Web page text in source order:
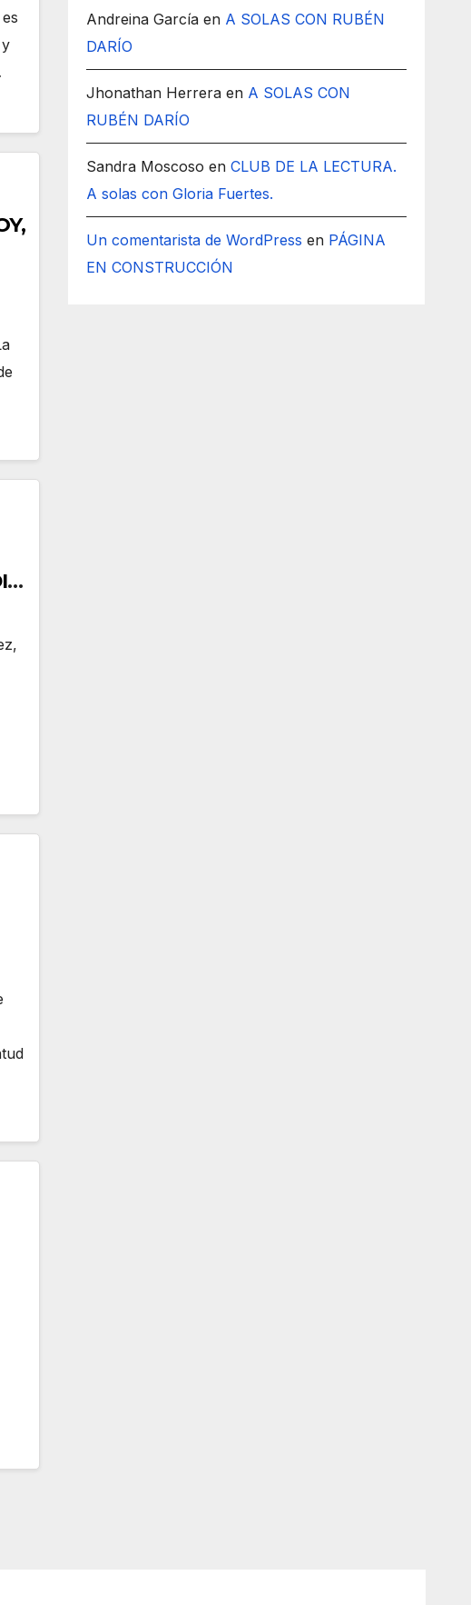
Andreina García en A SOLAS CON RUBÉN
DARÍO
Jhonathan Herrera en A SOLAS CON
RUBÉN DARÍO
Sandra Moscoso enCLUB DE LA LECTURA.
A solas con Gloria Fuertes.
Un comentarista de WordPress en PÁGINA
EN CONSTRUCCIÓN